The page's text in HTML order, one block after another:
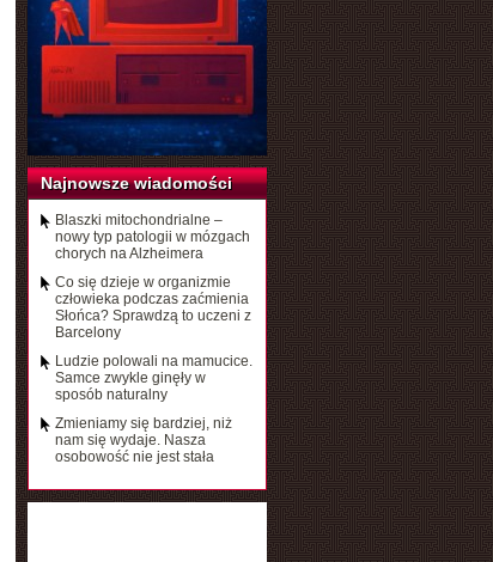
Najnowsze wiadomości
Blaszki mitochondrialne –
nowy typ patologii w mózgach
chorych na Alzheimera
Co się dzieje w organizmie
człowieka podczas zaćmienia
Słońca? Sprawdzą to uczeni z
Barcelony
Ludzie polowali na mamucice.
Samce zwykle ginęły w
sposób naturalny
Zmieniamy się bardziej, niż
nam się wydaje. Nasza
osobowość nie jest stała